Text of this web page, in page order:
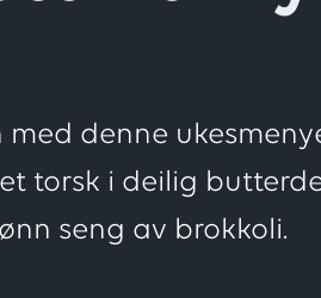
denne
torsk i deilig
seng av brokkoli.